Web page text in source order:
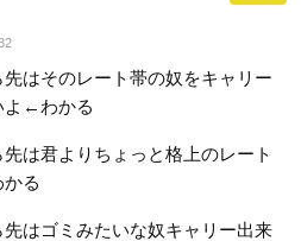
はそのレート帯の奴をキャリー
よ←わかる
は君よりちょっと格上のレート
る
はゴミみたいな奴キャリー出来